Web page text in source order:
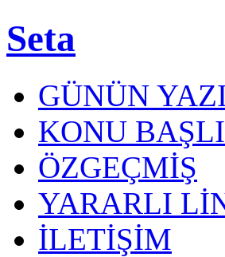
Seta
GÜNÜN
KONU
ÖZGEÇMİŞ
YARARLI
İLETİŞİM